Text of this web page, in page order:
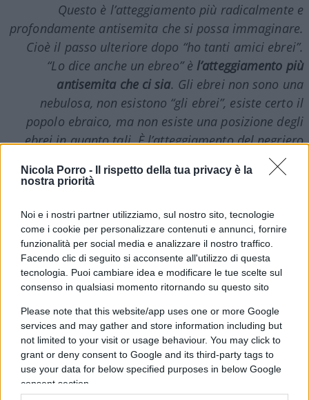
Nicola Porro -
Il rispetto della tua privacy è la
nostra priorità
Noi e i nostri partner utilizziamo, sul nostro sito, tecnologie
come i cookie per personalizzare contenuti e annunci, fornire
funzionalità per social media e analizzare il nostro traffico.
Facendo clic di seguito si acconsente all'utilizzo di questa
tecnologia. Puoi cambiare idea e modificare le tue scelte sul
consenso in qualsiasi momento ritornando su questo sito
Please note that this website/app uses one or more Google
services and may gather and store information including but
not limited to your visit or usage behaviour. You may click to
grant or deny consent to Google and its third-party tags to
use your data for below specified purposes in below Google
consent section.
Questo è l’atteggiamento più radicalmente e
profondamente antisemita che si possa immaginare.
Cioè il passo ulteriore dopo “ho tanti amici ebrei”.
“Lo dice anche un ebreo” è l’atteggiamento più
antisemita che ci sia. Gli ebrei non sono una
nebulosa, non esistono “gli ebrei”, esiste certo il
popolo ebraico, ma non esiste una posizione degli
ebrei in quanto tali. È l’atteggiamento del negriero
che chiama a parlare il servo più fedele che dice “Sì,
il padrone è buono”. È il comportamento più razzista
Un maggiore contraddittorio si è manifestato nel
giornalistaGad Lernere il rabbino capo di Roma
Riccardo Di Segni, co-autori del libro “Ebrei in
guerra. Dialogo tra un rabbino e un dissidente”.
Tuttavia, è curioso che Lerner venisse presentato
come un “dissidente”, quando la sua influenza